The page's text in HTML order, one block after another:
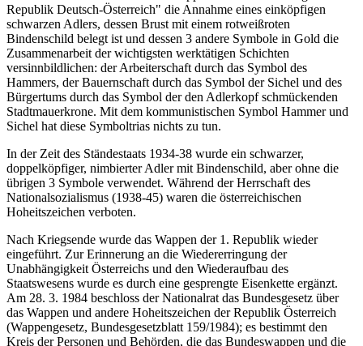
Republik Deutsch-Österreich" die Annahme eines einköpfigen
schwarzen Adlers, dessen Brust mit einem rotweißroten
Bindenschild belegt ist und dessen 3 andere Symbole in Gold die
Zusammenarbeit der wichtigsten werktätigen Schichten
versinnbildlichen: der Arbeiterschaft durch das Symbol des
Hammers, der Bauernschaft durch das Symbol der Sichel und des
Bürgertums durch das Symbol der den Adlerkopf schmückenden
Stadtmauerkrone. Mit dem kommunistischen Symbol Hammer und
Sichel hat diese Symboltrias nichts zu tun.
In der Zeit des Ständestaats 1934-38 wurde ein schwarzer,
doppelköpfiger, nimbierter Adler mit Bindenschild, aber ohne die
übrigen 3 Symbole verwendet. Während der Herrschaft des
Nationalsozialismus (1938-45) waren die österreichischen
Hoheitszeichen verboten.
Nach Kriegsende wurde das Wappen der 1. Republik wieder
eingeführt. Zur Erinnerung an die Wiedererringung der
Unabhängigkeit Österreichs und den Wiederaufbau des
Staatswesens wurde es durch eine gesprengte Eisenkette ergänzt.
Am 28. 3. 1984 beschloss der Nationalrat das Bundesgesetz über
das Wappen und andere Hoheitszeichen der Republik Österreich
(Wappengesetz, Bundesgesetzblatt 159/1984); es bestimmt den
Kreis der Personen und Behörden, die das Bundeswappen und die